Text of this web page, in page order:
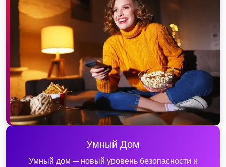
Умный Дом
Умный дом — новый уровень безопасности и